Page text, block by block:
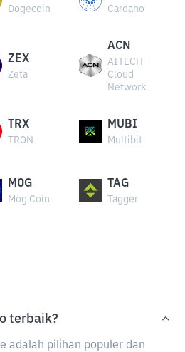
Dogecoin Cardano
ZEX
Zeta
ACN
AITECH
Cloud
Network
TRX
TRON
MUBI
Multibit
MOG
Mog Coin
TAG
Tagger
terbaik?
adalah pilihan populer dan